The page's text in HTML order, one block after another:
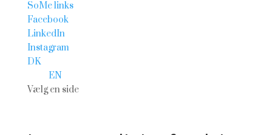
SoMe links
Facebook
LinkedIn
Instagram
DK
EN
Vælg en side